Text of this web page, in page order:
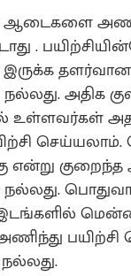
ஆடைகளை
.
அதிக
உள்ளவர்கள்
செய்யலாம்.
என்று
பயிற்சி